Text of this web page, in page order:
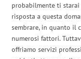
probabilmente ti starai
risposta a questa
sembrare, in quanto il
numerosi fattori.
offriamo servizi